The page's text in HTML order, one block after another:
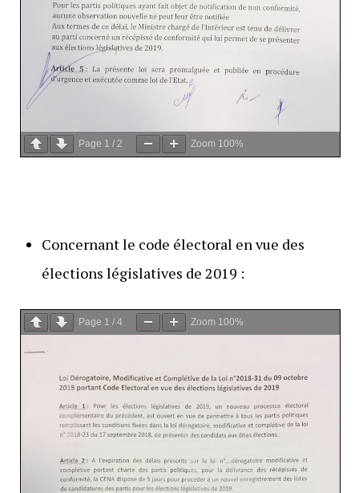
Page 1 / 2 Zoom 100%
Concernant le code électoral en vue des
élections législatives de 2019 :
Page 1 / 4 Zoom 100%